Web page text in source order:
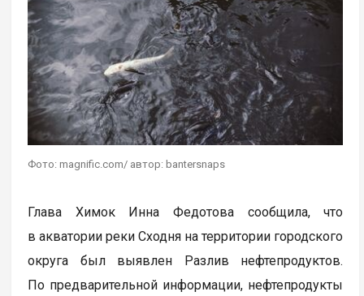
Фото: magnific.com/ автор: bantersnaps
Глава Химок Инна Федотова сообщила, что
в акватории реки Сходня на территории городского
округа был выявлен Разлив нефтепродуктов.
По предварительной информации, нефтепродукты